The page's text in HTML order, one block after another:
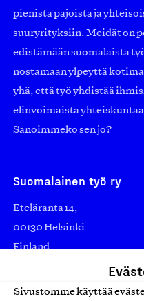
Sivustomme käyttää
pienistä pajoista ja
suuryrityksiin. Meidät on
edistämään suomalaista
nostamaan ylpeyttä
yhä, että työ yhdistää
elinvoimaista
Sanoimmeko sen jo?
Suomalainen työ ry
Eteläranta 14,
00130 Helsinki
Finland